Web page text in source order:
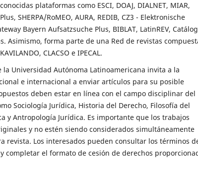
plataformas como ESCI, DOAJ, DIALNET, MIAR,
SHERPA/RoMEO, AURA, REDIB, CZ3 - Elektronische
Bayern Aufsatzsuche Plus, BIBLAT, LatinREV,
Asimismo, forma parte de una Red de revistas
CLACSO e IPECAL.
la Universidad Autónoma Latinoamericana invita a la
e internacional a enviar artículos para su posible
deben estar en línea con el campo disciplinar del
Sociología Jurídica, Historia del Derecho, Filosofía del
y Antropología Jurídica. Es importante que los trabajos
y no estén siendo considerados simultáneamente
revista. Los interesados pueden consultar los términos
completar el formato de cesión de derechos